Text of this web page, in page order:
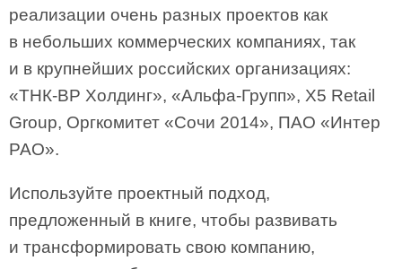
реализации очень разных проектов как
в небольших коммерческих компаниях, так
и в крупнейших российских организациях:
«ТНК-ВР Холдинг», «Альфа-Групп», X5 Retail
Group, Оргкомитет «Сочи 2014», ПАО «Интер
РАО».
Используйте проектный подход,
предложенный в книге, чтобы развивать
и трансформировать свою компанию,